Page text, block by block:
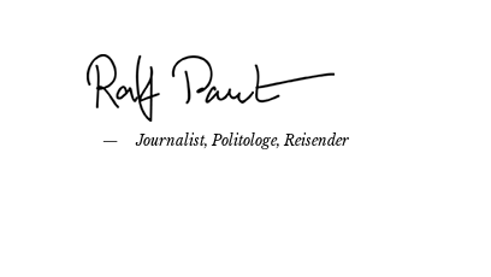
Journalist, Politologe, Reisender